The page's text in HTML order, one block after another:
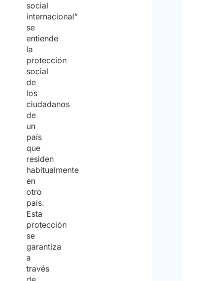
social
internacional”
se
entiende
la
protección
social
de
los
ciudadanos
de
un
país
que
residen
habitualmente
en
otro
país.
Esta
protección
se
garantiza
a
través